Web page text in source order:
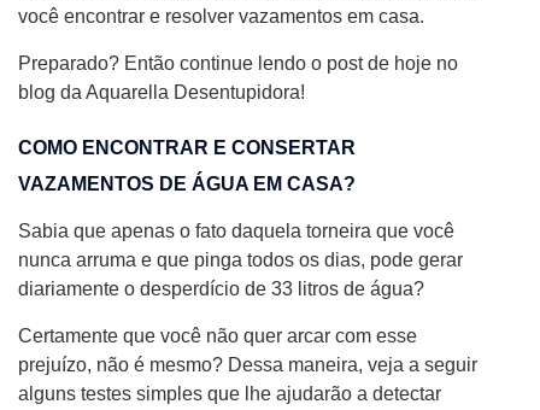
você encontrar e resolver vazamentos em casa.
Preparado? Então continue lendo o post de hoje no
blog da Aquarella Desentupidora!
COMO ENCONTRAR E CONSERTAR
VAZAMENTOS DE ÁGUA EM CASA?
Sabia que apenas o fato daquela torneira que você
nunca arruma e que pinga todos os dias, pode gerar
diariamente o desperdício de 33 litros de água?
Certamente que você não quer arcar com esse
prejuízo, não é mesmo? Dessa maneira, veja a seguir
alguns testes simples que lhe ajudarão a detectar